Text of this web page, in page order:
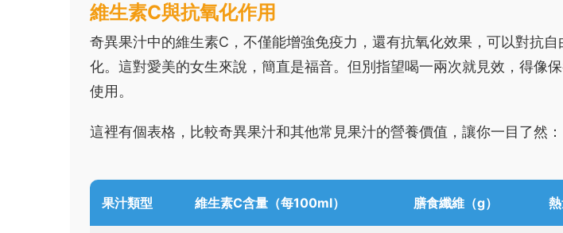
維生素C與抗氧化作用
奇異果汁中的維生素C，不僅能增強免疫力，還有抗氧化效果，可以對抗自
化。這對愛美的女生來說，簡直是福音。但別指望喝一兩次就見效，得像
使用。
這裡有個表格，比較奇異果汁和其他常見果汁的營養價值，讓你一目了然：
果汁類型 維生素C含量（每100ml） 膳食纖維（g）